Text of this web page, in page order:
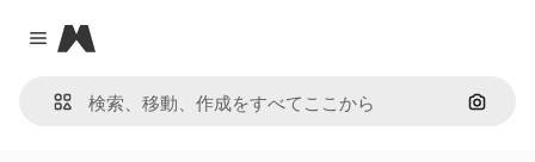
Close menu
Magnific
画像で